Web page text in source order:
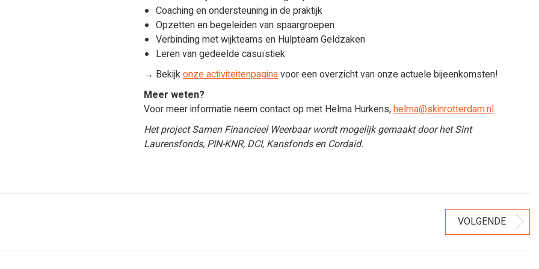
Coaching en ondersteuning in de praktijk
Opzetten en begeleiden van spaargroepen
Verbinding met wijkteams en Hulpteam Geldzaken
Leren van gedeelde casuïstiek
→ Bekijkonze activiteitenpaginavoor een overzicht van onze actuele bijeenkomsten!
Meer weten?
Voor meer informatie neem contact op met Helma Hurkens,helma@skinrotterdam.nl.
Het project Samen Financieel Weerbaar wordt mogelijk gemaakt door het Sint
Laurensfonds, PIN-KNR, DCI, Kansfonds en Cordaid.
VOLGENDE Volgend
bericht